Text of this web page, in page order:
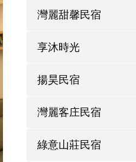
灣麗甜馨民宿
享沐時光
揚昊民宿
灣麗客庄民宿
綠意山莊民宿